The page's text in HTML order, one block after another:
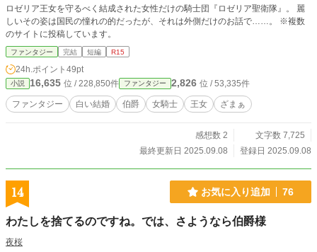
ロゼリア王女を守るべく結成された女性だけの騎士団『ロゼリア聖衛隊』。 麗
しいその姿は国民の憧れの的だったが、それは外側だけのお話で……。 ※複数
のサイトに投稿しています。
ファンタジー 完結 短編 R15
24h.ポイント 49pt
小説 16,635 位 / 228,850件 ファンタジー 2,826 位 / 53,335件
ファンタジー 白い結婚 伯爵 女騎士 王女 ざまぁ
感想数 2
文字数 7,725
最終更新日 2025.09.08
登録日 2025.09.08
14 お気に入り追加 76
わたしを捨てるのですね。では、さようなら伯爵様
夜桜